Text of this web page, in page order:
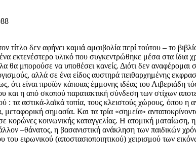
τίτλο δεν αφήνει καμιά αμφιβολία περί τούτου – το
ένα εκτενέστερο υλικό που συγκεντρώθηκε μέσα στα
θα μπορούσε να υποθέσει κανείς. Διότι δεν
αλλά σε ένα είδος αυστηρά πειθαρχημένης
είναι προϊόν κάποιας έμμονης ιδέας του
η από σκοπού παρατακτική σύνδεση των στίχων
: τα αστικά-λαϊκά τοπία, τους κλειστούς χώρους, όπου
σημασία. Και τα τρία «σημεία»
κορώνες κοινωνικής καταγγελίας. Η ατομική
–θάνατος, η βασανιστική ανάκληση των παιδικών
του ειρωνικού (αποστασιοποιητικού) χειρισμού των